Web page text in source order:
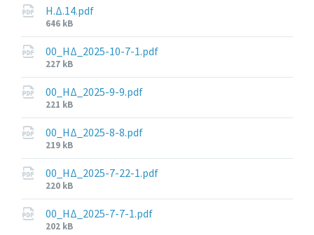
Η.Δ.14.pdf
File
size:
646 kB
00_ΗΔ_2025-10-7-1.pdf
File
size:
227 kB
00_ΗΔ_2025-9-9.pdf
File
size:
221 kB
00_ΗΔ_2025-8-8.pdf
File
size:
219 kB
00_ΗΔ_2025-7-22-1.pdf
File
size:
220 kB
00_ΗΔ_2025-7-7-1.pdf
File
202 kB